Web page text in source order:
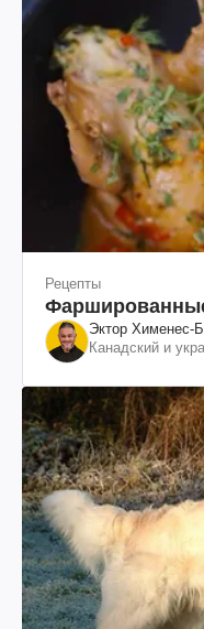
Рецепты
Эктор Хименес-
Канадский и